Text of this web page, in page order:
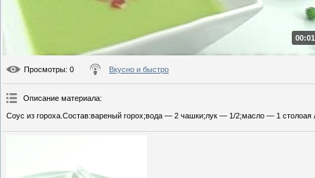
Просмотры: 0 Вкусно и быстро
Описание материала:
Соус из гороха.Состав:вареный горох;вода — 2 чашки;лук — 1/2;масло — 1 столоая